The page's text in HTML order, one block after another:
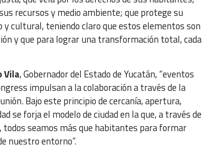
recursos y medio ambiente; que protege su
cultural, teniendo claro que estos elementos son
y que para lograr una transformación total, cada
Vila, Gobernador del Estado de Yucatán, “eventos
impulsan a la colaboración a través de la
Bajo este principio de cercanía, apertura,
se forja el modelo de ciudad en la que, a través de
seamos más que habitantes para formar
nuestro entorno”.